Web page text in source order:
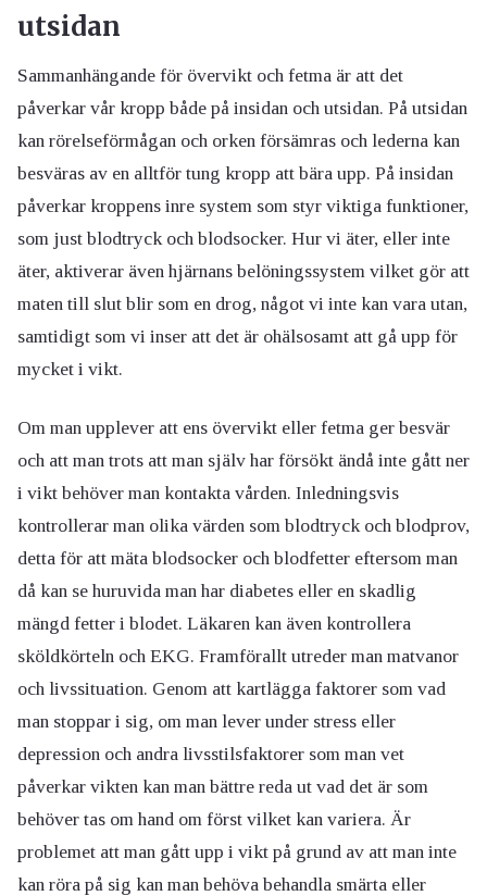
utsidan
Sammanhängande för övervikt och fetma är att det
påverkar vår kropp både på insidan och utsidan. På utsidan
kan rörelseförmågan och orken försämras och lederna kan
besväras av en alltför tung kropp att bära upp. På insidan
påverkar kroppens inre system som styr viktiga funktioner,
som just blodtryck och blodsocker. Hur vi äter, eller inte
äter, aktiverar även hjärnans belöningssystem vilket gör att
maten till slut blir som en drog, något vi inte kan vara utan,
samtidigt som vi inser att det är ohälsosamt att gå upp för
mycket i vikt.
Om man upplever att ens övervikt eller fetma ger besvär
och att man trots att man själv har försökt ändå inte gått ner
i vikt behöver man kontakta vården. Inledningsvis
kontrollerar man olika värden som blodtryck och blodprov,
detta för att mäta blodsocker och blodfetter eftersom man
då kan se huruvida man har diabetes eller en skadlig
mängd fetter i blodet. Läkaren kan även kontrollera
sköldkörteln och EKG. Framförallt utreder man matvanor
och livssituation. Genom att kartlägga faktorer som vad
man stoppar i sig, om man lever under stress eller
depression och andra livsstilsfaktorer som man vet
påverkar vikten kan man bättre reda ut vad det är som
behöver tas om hand om först vilket kan variera. Är
problemet att man gått upp i vikt på grund av att man inte
kan röra på sig kan man behöva behandla smärta eller